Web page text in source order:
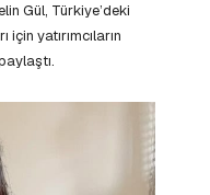
Gül, Türkiye’deki
yatırımcıların